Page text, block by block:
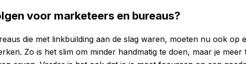
voor marketeers en bureaus?
die met linkbuilding aan de slag waren, moeten nu ook op
Zo is het slim om minder handmatig te doen, maar je meer